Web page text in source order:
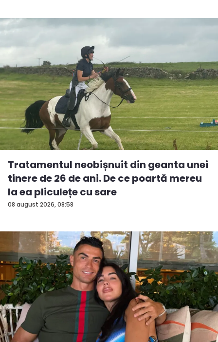
08 august 2026, 08:58
Tratamentul neobișnuit din geanta unei
tinere de 26 de ani. De ce poartă mereu
la ea pliculețe cu sare